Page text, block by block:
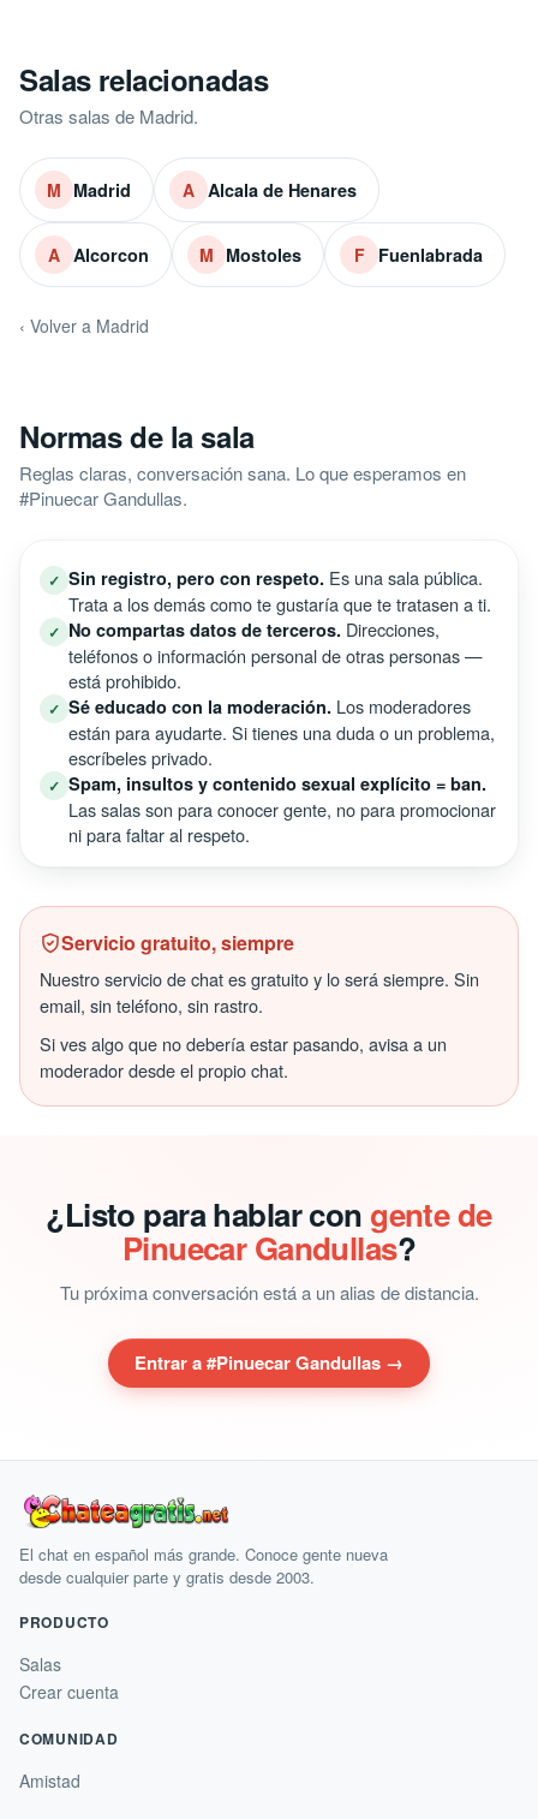
Salas relacionadas
Otras salas de Madrid.
M Madrid A Alcala de Henares
A Alcorcon M Mostoles F Fuenlabrada
‹ Volver a Madrid
Normas de la sala
Reglas claras, conversación sana. Lo que esperamos en
#Pinuecar Gandullas.
✓ Sin registro, pero con respeto. Es una sala pública.
Trata a los demás como te gustaría que te tratasen a ti.
✓ No compartas datos de terceros. Direcciones,
teléfonos o información personal de otras personas —
está prohibido.
✓ Sé educado con la moderación. Los moderadores
están para ayudarte. Si tienes una duda o un problema,
escríbeles privado.
✓ Spam, insultos y contenido sexual explícito = ban.
Las salas son para conocer gente, no para promocionar
ni para faltar al respeto.
Servicio gratuito, siempre
Nuestro servicio de chat es gratuito y lo será siempre. Sin
email, sin teléfono, sin rastro.
Si ves algo que no debería estar pasando, avisa a un
moderador desde el propio chat.
¿Listo para hablar con gente de
Pinuecar Gandullas?
Tu próxima conversación está a un alias de distancia.
Entrar a #Pinuecar Gandullas →
El chat en español más grande. Conoce gente nueva
desde cualquier parte y gratis desde 2003.
PRODUCTO
Salas
Crear cuenta
COMUNIDAD
Amistad